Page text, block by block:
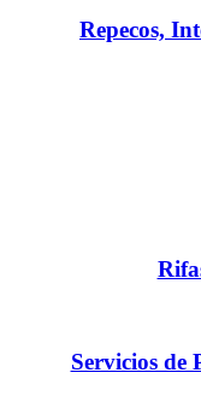
Repecos,
Servicios de